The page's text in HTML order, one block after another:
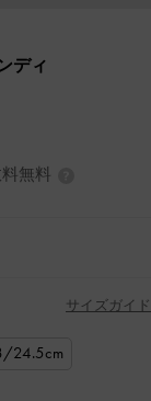
ディ
無料
サイズガイド
24.5cm